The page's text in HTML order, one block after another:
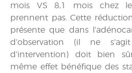
mois VS 8,1 mois chez
prennent pas. Cette
présente que dans
d’observation (il ne
d’intervention) doit bien
même effet bénéfique des